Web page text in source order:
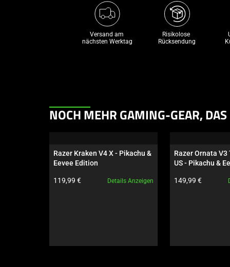
Versand am
nächsten Werktag
Risikolose
Rücksendung
This
carousel.
Use
and
or
NOCH MEHR GAMING-GEAR,
Razer Kraken V4 X - Pikachu &
Eevee Edition
Produktpreis:
119,99 € Details Anzeigen
Razer Ornata
US - Pikachu &
Produktpreis:
149,99 €